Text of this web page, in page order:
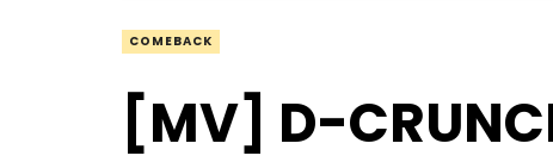
COMEBACK
[MV] D-